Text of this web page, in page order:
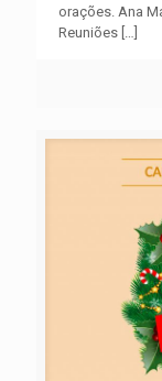
orações. Ana
Reuniões […]